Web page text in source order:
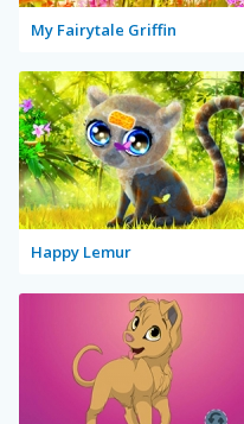
My Fairytale Griffin
Happy Lemur